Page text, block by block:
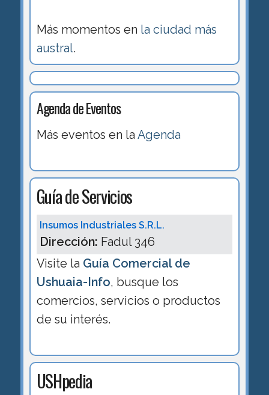
Más momentos en la ciudad más
austral.
Agenda de Eventos
Más eventos en la Agenda
Guía de Servicios
Insumos Industriales S.R.L.
Dirección: Fadul 346
Visite la Guía Comercial de
Ushuaia-Info, busque los
comercios, servicios o productos
de su interés.
USHpedia